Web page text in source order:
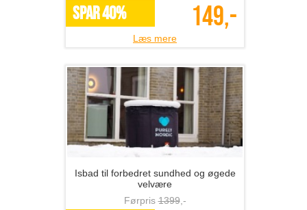
SPAR 40% 149,-
Læs mere
Isbad til forbedret sundhed og øgede
velvære
Førpris1399,-